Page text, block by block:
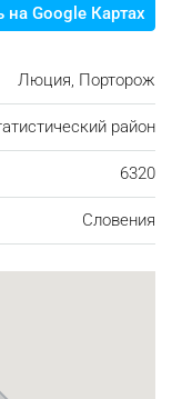
на Google Картах
Люция, Порторож
район
6320
Словения